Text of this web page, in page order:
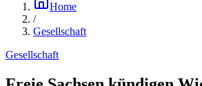
Home
/
Gesellschaft
Gesellschaft